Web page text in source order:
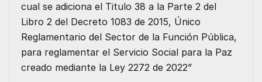
cual se adiciona el Titulo 38 a la Parte 2 del
Libro 2 del Decreto 1083 de 2015, Único
Reglamentario del Sector de la Función Pública,
para reglamentar el Servicio Social para la Paz
creado mediante la Ley 2272 de 2022”